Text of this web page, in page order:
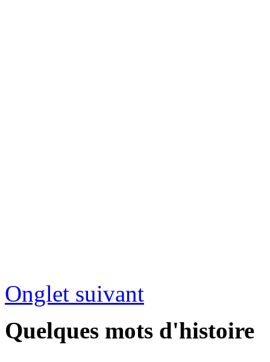
Onglet suivant
Quelques mots d'histoire